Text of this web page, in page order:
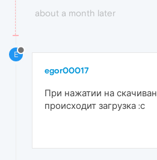
about a month later
E
egor00017
При нажатии на
происходит загрузка :с